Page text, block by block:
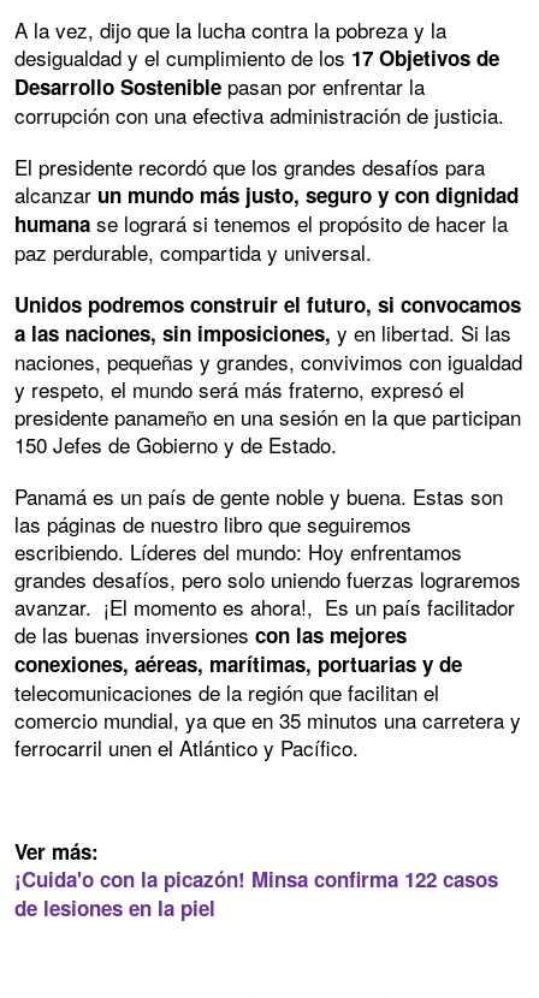
A la vez, dijo que la lucha contra la pobreza y la
desigualdad y el cumplimiento de los 17 Objetivos de
Desarrollo Sostenible pasan por enfrentar la
corrupción con una efectiva administración de justicia.
El presidente recordó que los grandes desafíos para
alcanzar un mundo más justo, seguro y con dignidad
humana se logrará si tenemos el propósito de hacer la
paz perdurable, compartida y universal.
Unidos podremos construir el futuro, si convocamos
a las naciones, sin imposiciones, y en libertad. Si las
naciones, pequeñas y grandes, convivimos con igualdad
y respeto, el mundo será más fraterno, expresó el
presidente panameño en una sesión en la que participan
150 Jefes de Gobierno y de Estado.
Panamá es un país de gente noble y buena. Estas son
las páginas de nuestro libro que seguiremos
escribiendo. Líderes del mundo: Hoy enfrentamos
grandes desafíos, pero solo uniendo fuerzas lograremos
avanzar. ¡El momento es ahora!, Es un país facilitador
de las buenas inversiones con las mejores
conexiones, aéreas, marítimas, portuarias y de
telecomunicaciones de la región que facilitan el
comercio mundial, ya que en 35 minutos una carretera y
ferrocarril unen el Atlántico y Pacífico.
Ver más:
¡Cuida'o con la picazón! Minsa confirma 122 casos
de lesiones en la piel